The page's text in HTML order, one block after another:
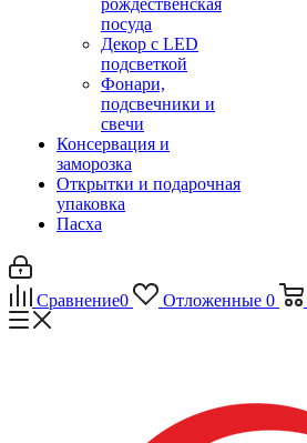
рождественская
посуда
Декор с LED
подсветкой
Фонари,
подсвечники и
свечи
Консервация и
заморозка
Открытки и подарочная
упаковка
Пасха
Сравнение0 Отложенные 0